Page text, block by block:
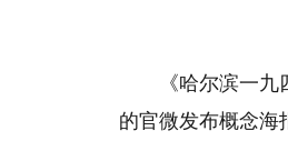
《哈尔滨一
的官微发布概念海